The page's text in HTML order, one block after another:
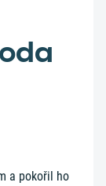
a pokořil ho